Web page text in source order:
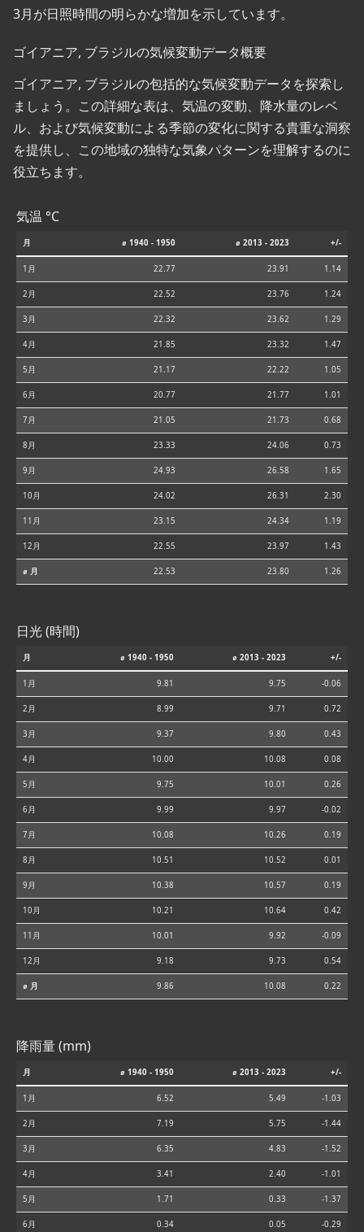
3月が日照時間の明らかな増加を示しています。
ゴイアニア, ブラジルの気候変動データ概要
ゴイアニア, ブラジルの包括的な気候変動データを探索し
ましょう。この詳細な表は、気温の変動、降水量のレベ
ル、および気候変動による季節の変化に関する貴重な洞察
を提供し、この地域の独特な気象パターンを理解するのに
役立ちます。
気温 °C
月 ⌀ 1940 - 1950 ⌀ 2013 - 2023 +/-
1月 22.77 23.91 1.14
2月 22.52 23.76 1.24
3月 22.32 23.62 1.29
4月 21.85 23.32 1.47
5月 21.17 22.22 1.05
6月 20.77 21.77 1.01
7月 21.05 21.73 0.68
8月 23.33 24.06 0.73
9月 24.93 26.58 1.65
10月 24.02 26.31 2.30
11月 23.15 24.34 1.19
12月 22.55 23.97 1.43
⌀ 月 22.53 23.80 1.26
日光 (時間)
月 ⌀ 1940 - 1950 ⌀ 2013 - 2023 +/-
1月 9.81 9.75 -0.06
2月 8.99 9.71 0.72
3月 9.37 9.80 0.43
4月 10.00 10.08 0.08
5月 9.75 10.01 0.26
6月 9.99 9.97 -0.02
7月 10.08 10.26 0.19
8月 10.51 10.52 0.01
9月 10.38 10.57 0.19
10月 10.21 10.64 0.42
11月 10.01 9.92 -0.09
12月 9.18 9.73 0.54
⌀ 月 9.86 10.08 0.22
降雨量 (mm)
月 ⌀ 1940 - 1950 ⌀ 2013 - 2023 +/-
1月 6.52 5.49 -1.03
2月 7.19 5.75 -1.44
3月 6.35 4.83 -1.52
4月 3.41 2.40 -1.01
5月 1.71 0.33 -1.37
6月 0.34 0.05 -0.29